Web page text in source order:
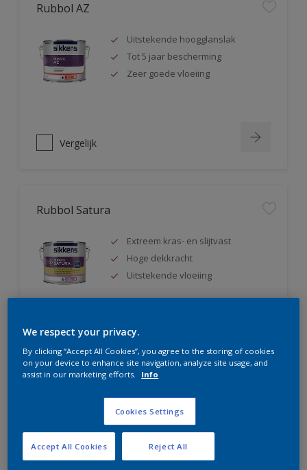
Rubbol AZ
Uitstekende hoogglanslak
Tot 5 jaar bescherming
Zeer goede vloeiing
Vergelijk
Rubbol Satura
Extreem kras- en slijtvast
Hoge dekkracht
Uitstekende vloeiing
Rubbol BL Rezisto Satin
Extreem kras- en slijtvast
Huidvetresistente zijdeglanslak
We respect your privacy.
By clicking “Accept All Cookies”, you agree to the storing of cookies
on your device to enhance site navigation, analyze site usage, and
assist in our marketing efforts.
Info
Cookies Settings
Reject All
Accept All Cookies